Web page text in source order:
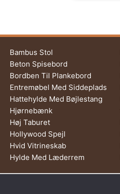
Bambus Stol
Beton Spisebord
Bordben Til Plankebord
Entremøbel Med Siddeplads
Hattehylde Med Bøjlestang
Hjørnebænk
Høj Taburet
Hollywood Spejl
Hvid Vitrineskab
Hylde Med Læderrem